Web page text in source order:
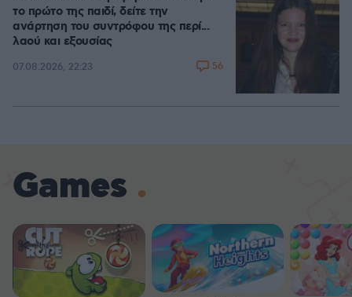
το πρώτο της παιδί, δείτε την
ανάρτηση του συντρόφου της περί...
λαού και εξουσίας
07.08.2026, 22:23 56
Games